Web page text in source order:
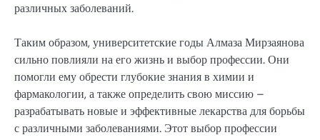
различных заболеваний.
Таким образом, университетские годы Алмаза Мирзаянова
сильно повлияли на его жизнь и выбор профессии. Они
помогли ему обрести глубокие знания в химии и
фармакологии, а также определить свою миссию –
разрабатывать новые и эффективные лекарства для борьбы
с различными заболеваниями. Этот выбор профессии